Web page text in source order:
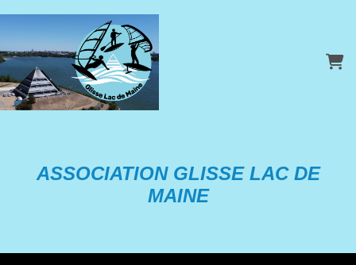
ASSOCIATION GLISSE LAC DE
MAINE